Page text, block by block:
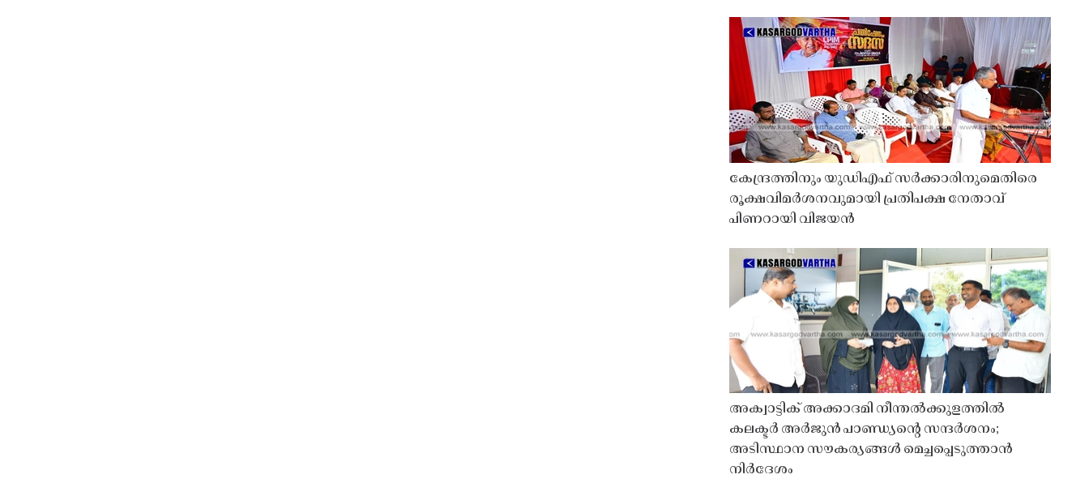
കേന്ദ്രത്തിനും യുഡിഎഫ് സർക്കാരിനുമെതിരെ
രൂക്ഷവിമർശനവുമായി പ്രതിപക്ഷ നേതാവ്
പിണറായി വിജയൻ
അക്വാട്ടിക് അക്കാദമി നീന്തൽക്കുളത്തിൽ
കലക്ടർ അർജുൻ പാണ്ഡ്യൻ്റെ സന്ദർശനം;
അടിസ്ഥാന സൗകര്യങ്ങൾ മെച്ചപ്പെടുത്താൻ
നിർദേശം